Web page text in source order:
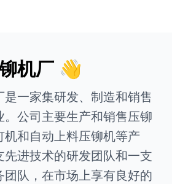
机厂 👋
一家集研发、制造和销售
。公司主要生产和销售压铆
和自动上料压铆机等产
进技术的研发团队和一支
队，在市场上享有良好的